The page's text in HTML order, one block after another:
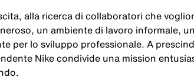
alla ricerca di collaboratori che
un ambiente di lavoro informale,
per lo sviluppo professionale. A
Nike condivide una mission